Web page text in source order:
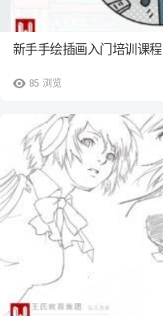
85 浏览
新手手绘插画入门培训课程